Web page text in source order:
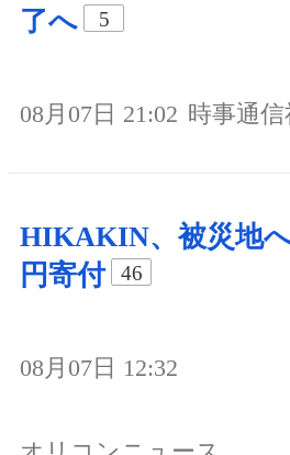
了へ
5
08月07日 21:02 時事通信
HIKAKIN、被災地
円寄付
46
08月07日 12:32